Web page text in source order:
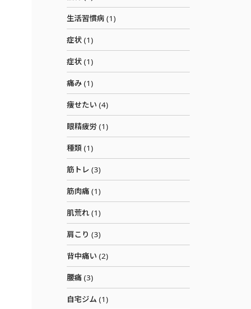
生活習慣病 (1)
症状 (1)
症状 (1)
痛み (1)
痩せたい (4)
眼精疲労 (1)
種類 (1)
筋トレ (3)
筋肉痛 (1)
肌荒れ (1)
肩こり (3)
背中痛い (2)
腰痛 (3)
自宅ジム (1)